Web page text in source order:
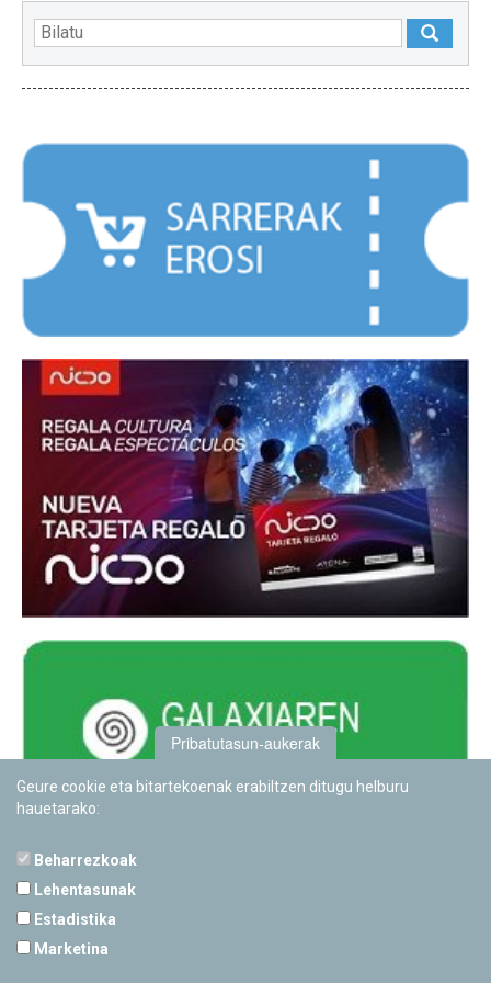
Pribatutasun-aukerak
Geure cookie eta bitartekoenak erabiltzen ditugu helburu
hauetarako:
Beharrezkoak
Lehentasunak
Estadistika
Marketina